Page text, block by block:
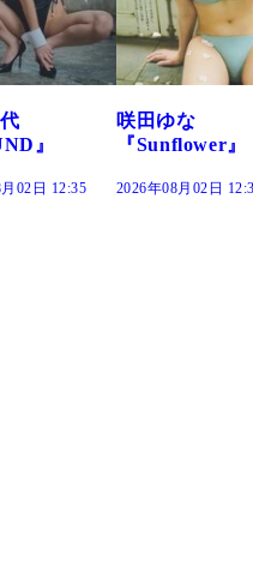
』
月02日 12:30
藤水咲桜『花
だまり』
2026年08月02日